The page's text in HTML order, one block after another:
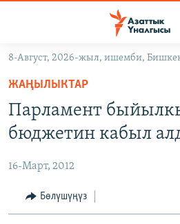
Навигацияга
өтүңүз
Издөөгө
салыңызКЫРГЫЗСТАН
ЭКОНОМИКА
МАДАНИЯТ
ДҮЙНӨ
БОРБОР АЗИЯ
АТАЙЫН ИЛИКТӨӨ
ТВ ПРОГРАММАЛАР
8-Август, 2026-жыл, ишемби,
ЖАҢЫЛЫКТАР
Парламент
бюджетин кабыл
16-Март, 2012
Бөлүшүңүз